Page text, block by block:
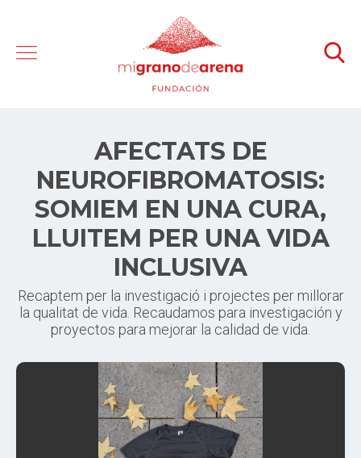
AFECTATS DE
NEUROFIBROMATOSIS:
SOMIEM EN UNA CURA,
LLUITEM PER UNA VIDA
INCLUSIVA
Recaptem per la investigació i projectes per millorar
la qualitat de vida. Recaudamos para investigación y
proyectos para mejorar la calidad de vida.